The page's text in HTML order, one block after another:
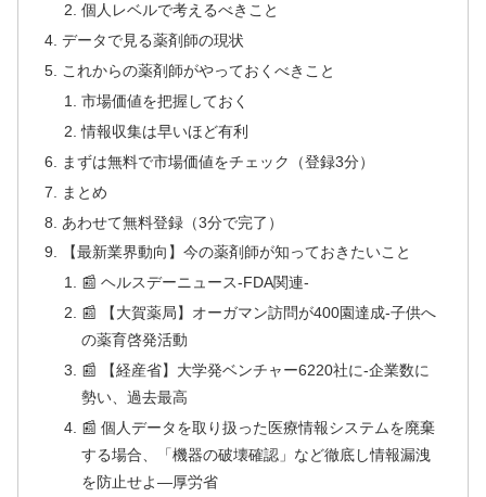
個人レベルで考えるべきこと
データで見る薬剤師の現状
これからの薬剤師がやっておくべきこと
市場価値を把握しておく
情報収集は早いほど有利
まずは無料で市場価値をチェック（登録3分）
まとめ
あわせて無料登録（3分で完了）
【最新業界動向】今の薬剤師が知っておきたいこと
📰 ヘルスデーニュース‐FDA関連‐
📰 【大賀薬局】オーガマン訪問が400園達成‐子供へ
の薬育啓発活動
📰 【経産省】大学発ベンチャー6220社に‐企業数に
勢い、過去最高
📰 個人データを取り扱った医療情報システムを廃棄
する場合、「機器の破壊確認」など徹底し情報漏洩
を防止せよ—厚労省